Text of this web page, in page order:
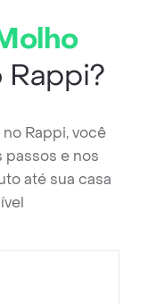
Rappi?
Rappi, você
e nos
até sua casa